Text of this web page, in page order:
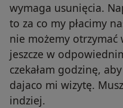
wymaga usunięcia.
to za co my płacimy
nie możemy
jeszcze w
czekałam godzinę,
dajaco mi wizytę.
indziej.